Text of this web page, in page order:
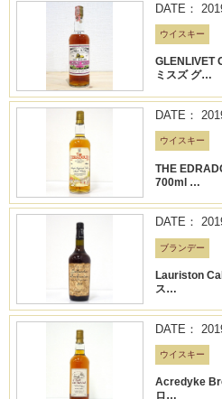
DATE：
ウイスキー
GLENLIVET
ミスズ グ…
DATE：
ウイスキー
THE
700ml …
DATE：
ブランデー
Lauriston
ス…
DATE：
ウイスキー
Acredyke
ロ…